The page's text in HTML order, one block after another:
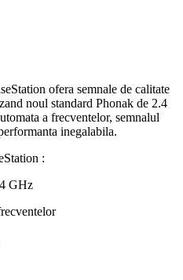
ofera semnale de calitate
noul standard Phonak de 2.4
a frecventelor, semnalul
inegalabila.
:
GHz